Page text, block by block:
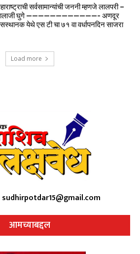
सर्वसामान्यांची जननी म्हणजे लालपरी –
घुगे ————————————- अणदूर
येथे एस टी चा ७१ वा वर्धापनदिन साजरा
Load more
sudhirpotdar15@gmail.com
आमच्याबद्दल